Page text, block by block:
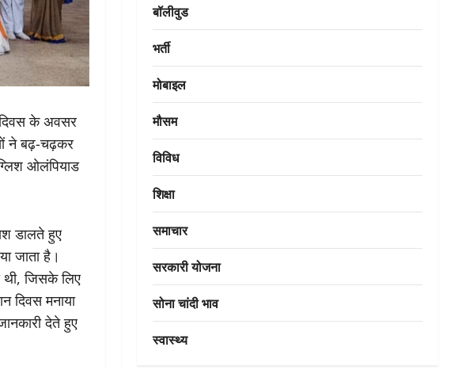
दिवस के अवसर
ने बढ़-चढ़कर
ओलंपियाड
डालते हुए
जाता है।
थी, जिसके लिए
दिवस मनाया
देते हुए
बॉलीवुड
भर्ती
मोबाइल
मौसम
विविध
शिक्षा
समाचार
सरकारी योजना
सोना चांदी भाव
स्वास्थ्य